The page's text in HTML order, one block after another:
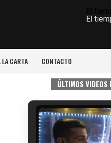
El
LA CARTA CONTACTO
ÚLTIMOS VIDEOS